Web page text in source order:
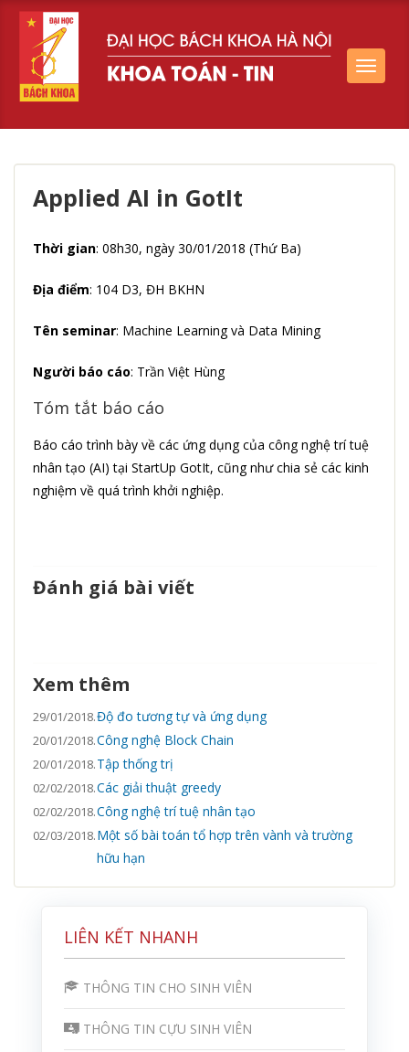
Toggle
LIÊN KẾT NHANH
THÔNG TIN CHO SINH VIÊN
THÔNG TIN CỰU SINH VIÊN
Applied AI in GotIt
Thời gian: 08h30, ngày 30/01/2018 (Thứ Ba)
Địa điểm: 104 D3, ĐH BKHN
Tên seminar: Machine Learning và Data Mining
Người báo cáo: Trần Việt Hùng
Tóm tắt báo cáo
Báo cáo trình bày về các ứng dụng của công nghệ trí tuệ
nhân tạo (AI) tại StartUp GotIt, cũng như chia sẻ các kinh
nghiệm về quá trình khởi nghiệp.
Đánh giá bài viết
Xem thêm
29/01/2018.Độ đo tương tự và ứng dụng
20/01/2018.Công nghệ Block Chain
20/01/2018.Tập thống trị
02/02/2018.Các giải thuật greedy
02/02/2018.Công nghệ trí tuệ nhân tạo
02/03/2018.Một số bài toán tổ hợp trên vành và trường
hữu hạn